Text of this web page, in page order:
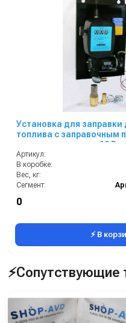
Установка для заправки
топлива с заправочным
отсечки настенная 12 В
Артикул:
В коробке:
Вес, кг:
Сегмент:
0
⚡ В
⚡Сопутствующие